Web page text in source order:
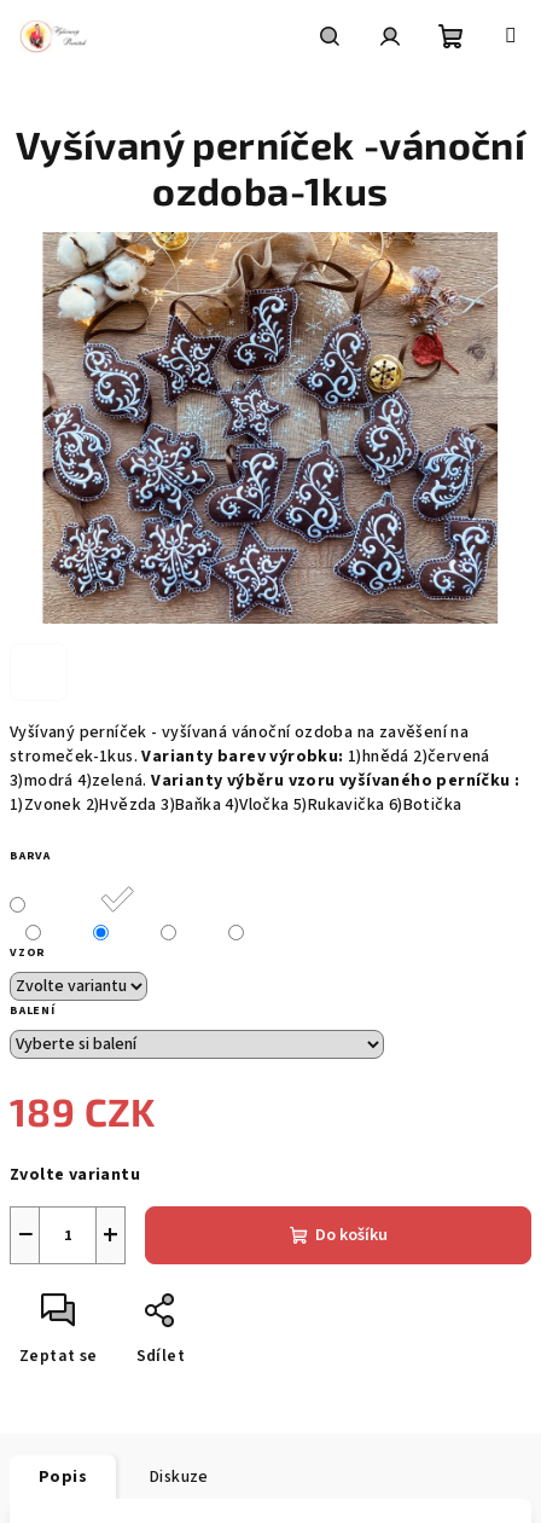
obsah
košík
Vyšívaný perníček - vyšívaná vánoční ozdoba na zavěšení na
stromeček-1kus.Varianty barev výrobku: 1)hnědá 2)červená
3)modrá 4)zelená.Varianty výběru vzoru vyšívaného perníčku :
1)Zvonek 2)Hvězda 3)Baňka 4)Vločka 5)Rukavička 6)Botička
BARVA
VZOR
BALENÍ
189 CZK
cena:
Zvolte variantu
+
− Do košíku
Zeptat se Sdílet
Vyšívaný perníček -vánoční
ozdoba-1kus
Popis Diskuze